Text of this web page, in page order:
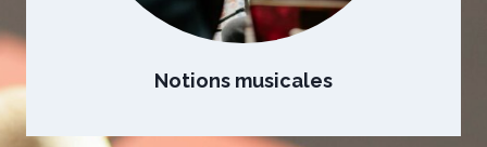
Notions musicales